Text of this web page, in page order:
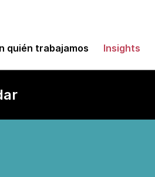
quién trabajamos Insights